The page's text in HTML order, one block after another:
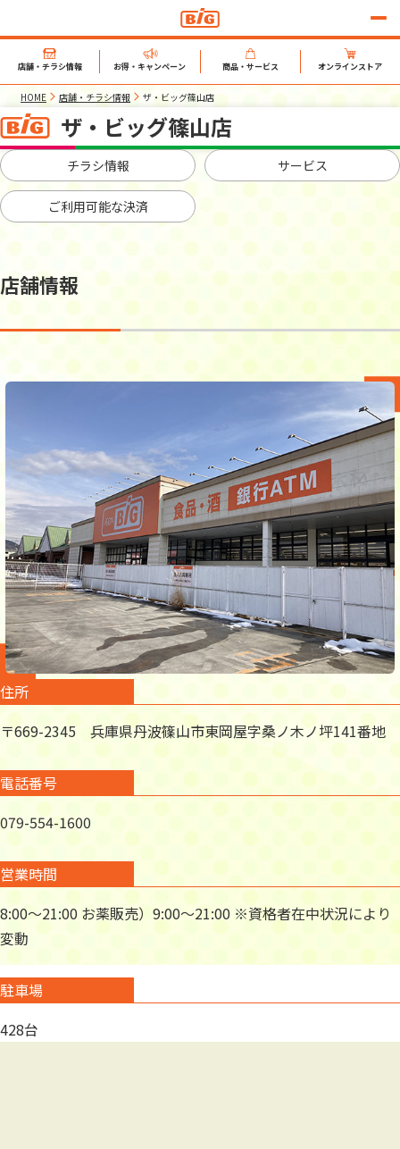
店舗・チラシ情報 お得・キャンペーン 商品・サービス オンラインストア
HOME 店舗・チラシ情報 ザ・ビッグ篠山店
ザ・ビッグ篠山店
チラシ情報 サービス
ご利用可能な決済
店舗情報
住所
〒669-2345 兵庫県丹波篠山市東岡屋字桑ノ木ノ坪141番地
電話番号
079-554-1600
営業時間
8:00～21:00 お薬販売）9:00～21:00 ※資格者在中状況により
変動
駐車場
428台